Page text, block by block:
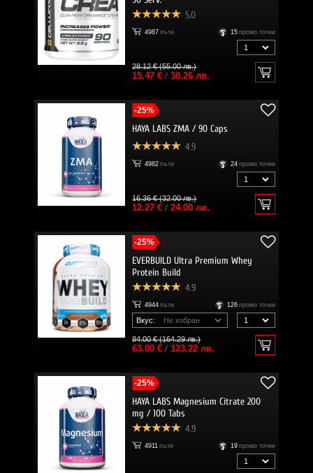
5.0
4987 пъти 15 промо точки
28.12 € (55.00 лв.)
15.47 €/ 30.26 лв.
-25%
HAYA LABS ZMA / 90 Caps
4.9
4982 пъти 24 промо точки
16.36 € (32.00 лв.)
12.27 €/ 24.00 лв.
-25%
EVERBUILD Ultra Premium Whey
Protein Build
4.9
4944 пъти 126 промо точки
Вкус:
84.00 € (164.29 лв.)
63.00 €/ 123.22 лв.
-25%
HAYA LABS Magnesium Citrate 200
mg / 100 Tabs
4.9
4911 пъти 19 промо точки